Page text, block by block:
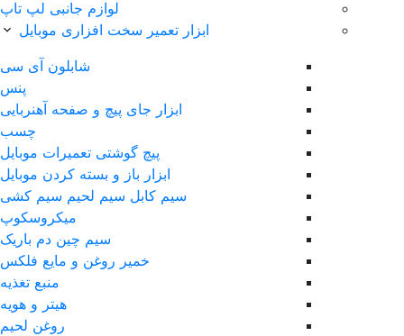
لوازم جانبی لپ تاپ
ابزار تعمیر سخت افزاری موبایل
شابلون آی سی
پنس
ابزار جای پیچ و صفحه آهنربایی
چسب
پیچ گوشتی تعمیرات موبایل
ابزار باز و بسته کردن موبایل
سیم کابل سیم لحیم سیم کشی
ميکروسکوپ
سیم چین دم باریک
خمیر روغن و مایع فلکس
منبع تغذیه
هیتر و هویه
روغن لحیم